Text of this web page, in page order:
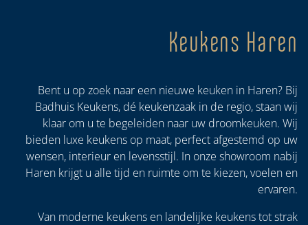
Keukens Haren
Bent u op zoek naar een nieuwe keuken in Haren? Bij
Badhuis Keukens, dé keukenzaak in de regio, staan wij
klaar om u te begeleiden naar uw droomkeuken. Wij
bieden luxe keukens op maat, perfect afgestemd op uw
wensen, interieur en levensstijl. In onze showroom nabij
Haren krijgt u alle tijd en ruimte om te kiezen, voelen en
ervaren.
Van moderne keukens en landelijke keukens tot strak